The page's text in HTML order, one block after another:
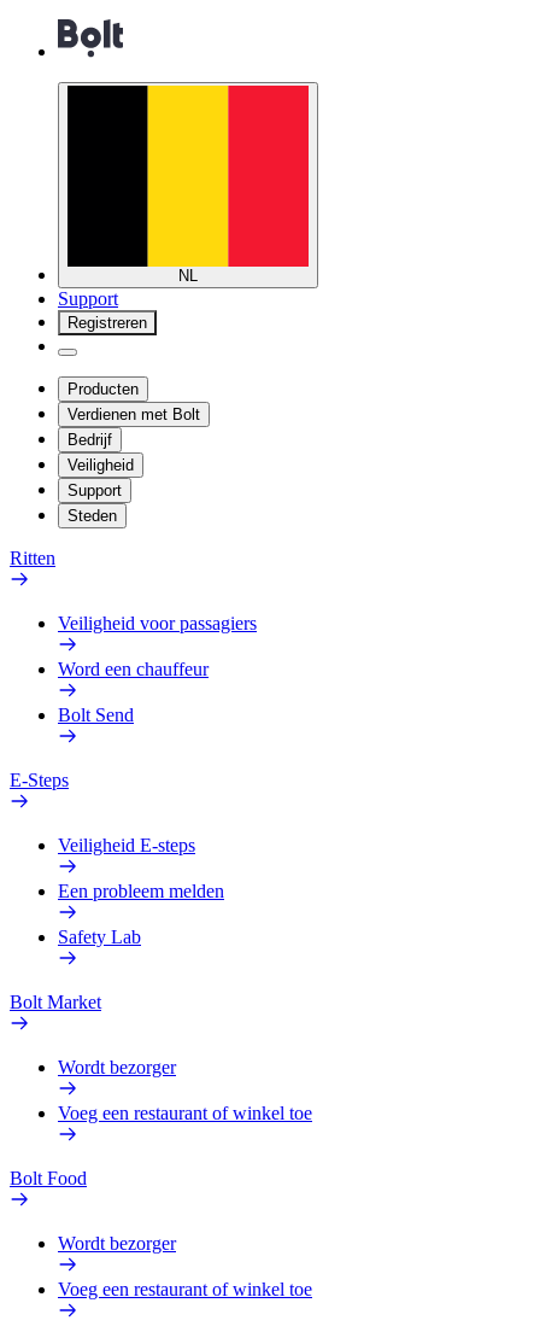
NL
Support
Registreren
Producten
Verdienen met Bolt
Bedrijf
Veiligheid
Support
Steden
Ritten
Veiligheid voor passagiers
Word een chauffeur
Bolt Send
E-Steps
Veiligheid E-steps
Een probleem melden
Safety Lab
Bolt Market
Wordt bezorger
Voeg een restaurant of winkel toe
Bolt Food
Wordt bezorger
Voeg een restaurant of winkel toe